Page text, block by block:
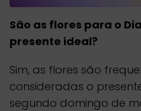
São as flores para o
presente ideal?
Sim, as flores são
consideradas o
segundo domingo de